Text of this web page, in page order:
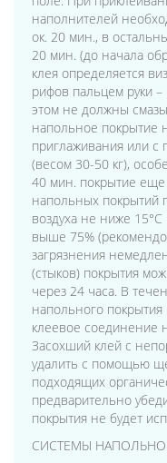
наполнителей
ок. 20 мин., в
20 мин. (до начала
клея определяется
рифов пальцем руки
этом не должны
напольное покрытие
приглаживания или с
(весом 30-50 кг),
40 мин. покрытие еще
напольных покрытий
воздуха не ниже
выше 75%
загрязнения
(стыков) покрытия
через 24 часа. В
напольного покрытия
клеевое соединение
Засохший клей с
удалить с помощью
подходящих
предварительно
покрытия не будет
СИСТЕМЫ